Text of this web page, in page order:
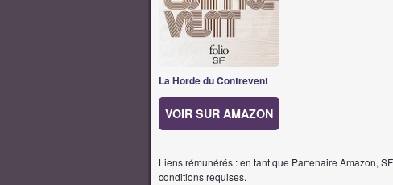
La Horde du Contrevent
VOIR SUR AMAZON
Liens rémunérés : en tant que Partenaire Amazon,
conditions requises.